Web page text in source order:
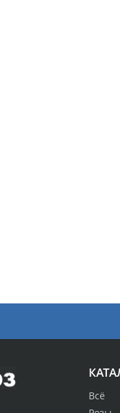
Всё